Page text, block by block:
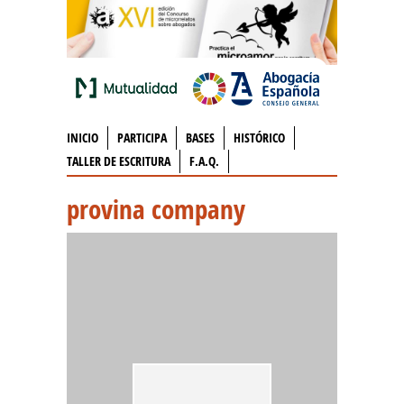
INICIO PARTICIPA BASES
HISTÓRICO
TALLER DE ESCRITURA
F.A.Q.
provina company